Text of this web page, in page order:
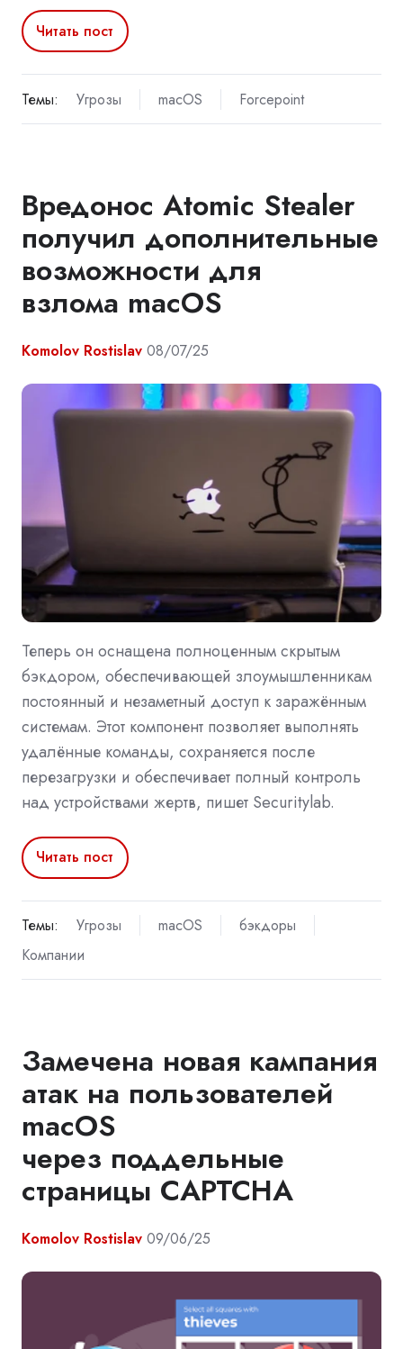
Читать пост
Темы: Угрозы macOS Forcepoint
Вредонос Atomic Stealer
получил дополнительные
возможности для
взлома macOS
Komolov Rostislav 08/07/25
Теперь он оснащена полноценным скрытым
бэкдором, обеспечивающей злоумышленникам
постоянный и незаметный доступ к заражённым
системам. Этот компонент позволяет выполнять
удалённые команды, сохраняется после
перезагрузки и обеспечивает полный контроль
над устройствами жертв, пишет Securitylab.
Читать пост
Темы: Угрозы macOS
бэкдоры
Компании
Замечена новая кампания
атак на пользователей
macOS
через поддельные
страницы CAPTCHA
Komolov Rostislav 09/06/25